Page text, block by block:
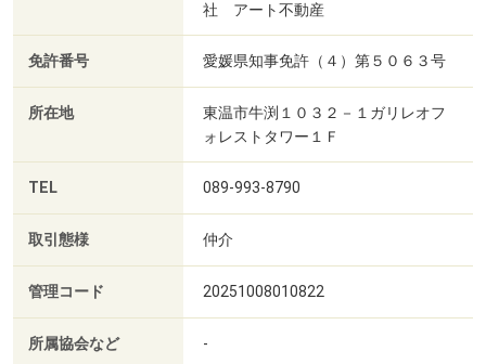
社 アート不動産
免許番号 愛媛県知事免許（４）第５０６３号
所在地
東温市牛渕１０３２－１ガリレオフ
ォレストタワー１Ｆ
TEL 089-993-8790
取引態様 仲介
管理コード 20251008010822
所属協会など -